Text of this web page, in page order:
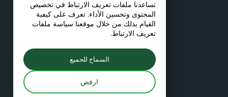
تساعدنا ملفات تعريف الارتباط في تخصيص
المحتوى وتحسين الأداء. تعرف على كيفية
القيام بذلك من خلال موقعناسياسة ملفات
تعريف الارتباط.
السماح للجميع
ارفض